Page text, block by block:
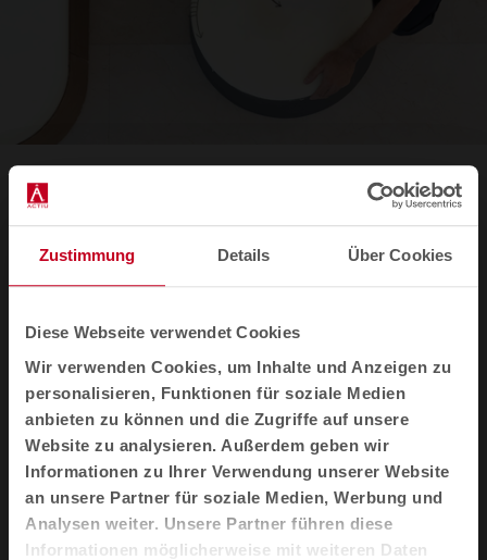
Zustimmung Details Über Cookies
Diese Webseite verwendet Cookies
Wir verwenden Cookies, um Inhalte und Anzeigen zu
personalisieren, Funktionen für soziale Medien
anbieten zu können und die Zugriffe auf unsere
Website zu analysieren. Außerdem geben wir
Informationen zu Ihrer Verwendung unserer Website
an unsere Partner für soziale Medien, Werbung und
Analysen weiter. Unsere Partner führen diese
Informationen möglicherweise mit weiteren Daten
Über den Designprozess von
Cuff und Folia
Zusammenarbeit mit dem Team von Actiu ist es
Sprache zu übersetzen, mit robusten, aber
leichten Metallstrukturen und Polstern, die die
Struktur umarmen, als wären sie
maßgeschneiderte Kleidungsstücke. Und das
alles mit einer Präzision, die das Konzept des
ursprünglichen Entwurfs respektiert“, so Jose
Manuel Ferrero